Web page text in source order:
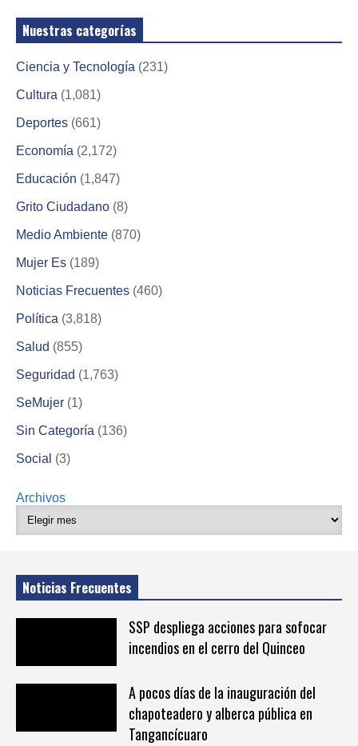
Nuestras categorías
Ciencia y Tecnología (231)
Cultura (1,081)
Deportes (661)
Economía (2,172)
Educación (1,847)
Grito Ciudadano (8)
Medio Ambiente (870)
Mujer Es (189)
Noticias Frecuentes (460)
Política (3,818)
Salud (855)
Seguridad (1,763)
SeMujer (1)
Sin Categoría (136)
Social (3)
Archivos
Noticias Frecuentes
SSP despliega acciones para sofocar
incendios en el cerro del Quinceo
A pocos días de la inauguración del
chapoteadero y alberca pública en
Tangancícuaro